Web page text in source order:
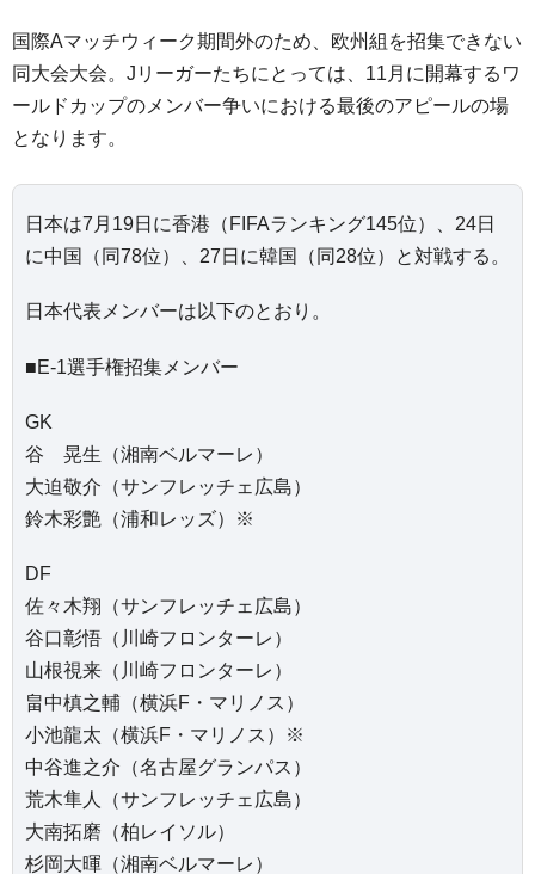
国際Aマッチウィーク期間外のため、欧州組を招集できない
同大会大会。Jリーガーたちにとっては、11月に開幕するワ
ールドカップのメンバー争いにおける最後のアピールの場
となります。
日本は7月19日に香港（FIFAランキング145位）、24日
に中国（同78位）、27日に韓国（同28位）と対戦する。
日本代表メンバーは以下のとおり。
■E-1選手権招集メンバー
GK
谷 晃生（湘南ベルマーレ）
大迫敬介（サンフレッチェ広島）
鈴木彩艶（浦和レッズ）※
DF
佐々木翔（サンフレッチェ広島）
谷口彰悟（川崎フロンターレ）
山根視来（川崎フロンターレ）
畠中槙之輔（横浜F・マリノス）
小池龍太（横浜F・マリノス）※
中谷進之介（名古屋グランパス）
荒木隼人（サンフレッチェ広島）
大南拓磨（柏レイソル）
杉岡大暉（湘南ベルマーレ）